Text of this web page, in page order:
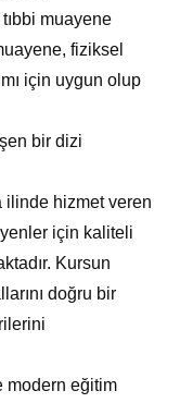
muayene
fiziksel
için uygun olup
bir dizi
ilinde hizmet veren
için kaliteli
Kursun
doğru bir
modern eğitim